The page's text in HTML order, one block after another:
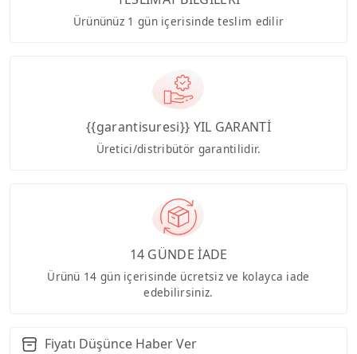
Ürününüz 1 gün içerisinde teslim edilir
{{garantisuresi}} YIL GARANTİ
Üretici/distribütör garantilidir.
14 GÜNDE İADE
Ürünü 14 gün içerisinde ücretsiz ve kolayca iade
edebilirsiniz.
Fiyatı Düşünce Haber Ver